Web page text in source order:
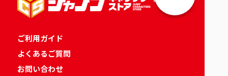
ご利用ガイド
よくあるご質問
お問い合わせ